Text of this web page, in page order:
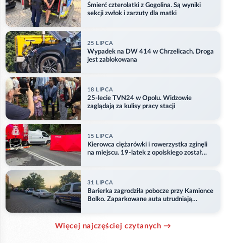
Śmierć czterolatki z Gogolina. Są wyniki
sekcji zwłok i zarzuty dla matki
25 LIPCA
Wypadek na DW 414 w Chrzelicach. Droga
jest zablokowana
18 LIPCA
25-lecie TVN24 w Opolu. Widzowie
zaglądają za kulisy pracy stacji
15 LIPCA
Kierowca ciężarówki i rowerzystka zginęli
na miejscu. 19-latek z opolskiego został
31 LIPCA
Barierka zagrodziła pobocze przy Kamionce
Bolko. Zaparkowane auta utrudniają
Więcej najczęściej czytanych →